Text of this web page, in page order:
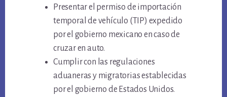
Presentar el permiso de importación
temporal de vehículo (TIP) expedido
por el gobierno mexicano en caso de
cruzar en auto.
Cumplir con las regulaciones
aduaneras y migratorias establecidas
por el gobierno de Estados Unidos.